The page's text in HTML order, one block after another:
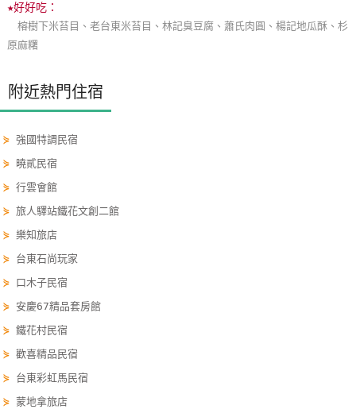
度
單
管
會
帳
戶
服
聯
絡
單
★好好吃：
榕樹下米苔目、老台東米苔目、林記臭豆腐、蕭氏肉圓、楊記地瓜酥、杉
原麻糬
附近熱門住宿
⋟強國特調民宿
⋟
曉貳民宿
⋟行雲會館
⋟旅人驛站鐵花文創二館
⋟樂知旅店
⋟ 台東石尚玩家
⋟ 口木子民宿
⋟ 安慶67精品套房館
⋟鐵花村民宿
⋟歡喜精品民宿
⋟ 台東彩虹馬民宿
⋟蒙地拿旅店